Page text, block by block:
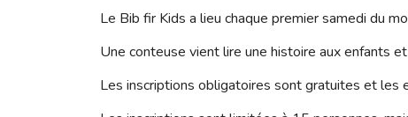
Le Bib fir Kids a lieu chaque premier samedi du
Une conteuse vient lire une histoire aux enfants
Les inscriptions obligatoires sont gratuites et les